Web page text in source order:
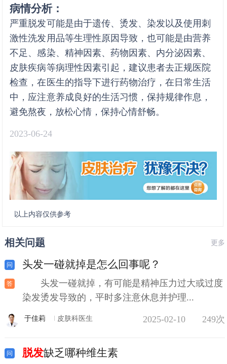
病情分析：
严重脱发可能是由于遗传、烫发、染发以及使用刺
激性洗发用品等生理性原因导致，也可能是由营养
不足、感染、精神因素、药物因素、内分泌因素、
皮肤疾病等病理性因素引起，建议患者去正规医院
检查，在医生的指导下进行药物治疗，在日常生活
中，应注意养成良好的生活习惯，保持规律作息，
避免熬夜，放松心情，保持心情舒畅。
2023-06-24
以上内容仅供参考
相关问题 更多
头发一碰就掉是怎么回事呢？
头发一碰就掉，有可能是精神压力过大或过度
染发烫发导致的，平时多注意休息并护理...
于佳莉 皮肤科医生 2025-02-10 249次
脱发缺乏哪种维生素